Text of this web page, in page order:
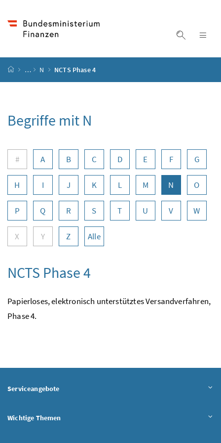
Suche
Startseite
… N NCTS Phase 4
Begriffe mit N
Buchstabennavigation
# A B C D E F G
H I J K L M N O
P Q R S T U V W
X Y Z Alle
NCTS Phase 4
Papierloses, elektronisch unterstütztes Versandverfahren,
Phase 4.
Serviceangebote
Wichtige Themen